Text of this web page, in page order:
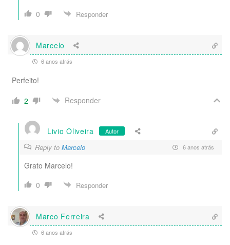
0
Responder
Marcelo
6 anos atrás
Perfeito!
2
Responder
Livio Oliveira Autor
Reply to Marcelo 6 anos atrás
Grato Marcelo!
0
Responder
Marco Ferreira
6 anos atrás